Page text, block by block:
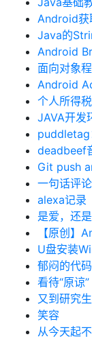
Android获
Java的
Android
面向对象
Android
个人所得
JAVA开发
puddletag
deadbeef
Git push
一句话评
alexa记录
是爱，还
【原创】
U盘安装
郁闷的代码
看待“原谅”
又到研究
笑容
从今天起